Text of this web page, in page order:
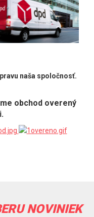
naša spoločnosť.
obchod overený
NOVINIEK